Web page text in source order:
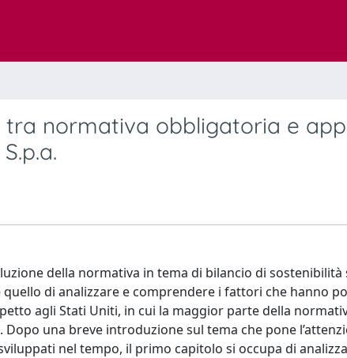
tra normativa obbligatoria e
della normativa in tema di bilancio di sostenibilità
quello di analizzare e comprendere i fattori che hanno
agli Stati Uniti, in cui la maggior parte della
una breve introduzione sul tema che pone
nel tempo, il primo capitolo si occupa di